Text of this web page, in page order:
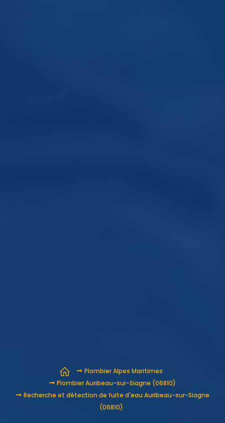
Plombier Alpes Maritimes
Plombier Auribeau-sur-Siagne (06810)
Recherche et détection de fuite d'eau Auribeau-sur-Siagne
(06810)